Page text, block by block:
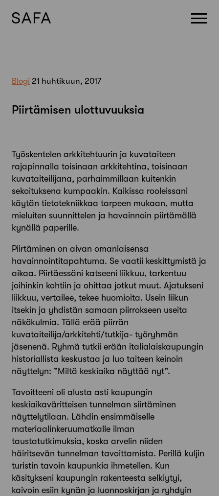
Blogi 21 huhtikuun, 2017
Piirtämisen ulottuvuuksia
Työskentelen arkkitehtuurin ja kuvataiteen
rajapinnalla toisinaan arkkitehtina, toisinaan
kuvataiteilijana, parhaimmillaan kuitenkin
sekoituksena kumpaakin. Kaikissa rooleissani
käytän tietotekniikkaa tarpeen mukaan, mutta
mieluiten suunnittelen ja havainnoin piirtämällä
kynällä paperille.
Piirtäminen on aivan omanlaisensa
havainnointitapahtuma. Se vaatii keskittymistä ja
aikaa. Piirtäessäni katseeni liikkuu, tarkentuu
joihinkin kohtiin ja ohittaa jotkut muut. Ajatukseni
liikkuu, vertailee, tekee huomioita. Usein liikun
itsekin ja yhdistän samaan piirrokseen useita
näkökulmia. Tällä erää piirrän
kuvataiteilija/arkkitehti/tutkija- työryhmän
jäsenenä. Ryhmä tutkii erään italialaiskaupungin
historiallista keskustaa ja luo taiteen keinoin
näyttelyn: ”Miltä keskiaika näyttää nyt”.
Tavoitteeni oli alusta asti kaupungin
keskiaikaväritteisen tunnelman siirtäminen
näyttelytilaan. Lähdin ensimmäiselle
materiaalinkeruumatkalle ilman
taustatutkimuksia, koska arvelin niiden
häiritsevän tunnelman tavoittamista. Perillä kuljin
turistin tavoin kaupunkia ihmetellen. Kun
käsitykseni kaupungin rakenteesta selkiytyi,
kaivoin esiin kynän ja luonnoskirjan ja ryhdyin